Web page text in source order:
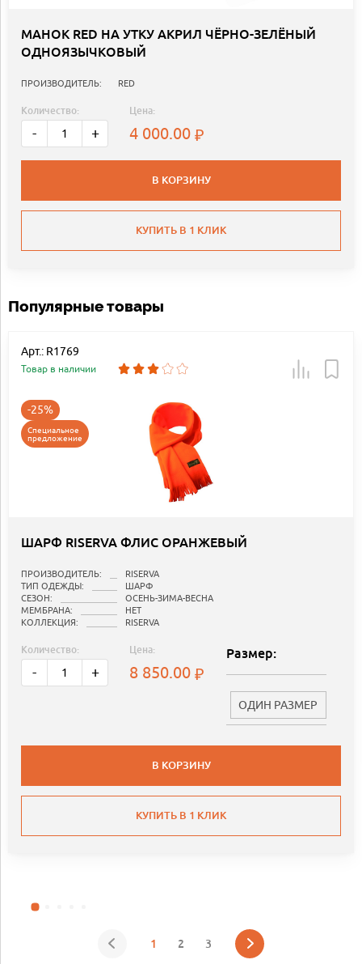
МАНОК RED НА УТКУ АКРИЛ ЧЁРНО-ЗЕЛЁНЫЙ
ОДНОЯЗЫЧКОВЫЙ
ПРОИЗВОДИТЕЛЬ: RED
Количество:
- +
Цена:
4 000.00
В КОРЗИНУ
КУПИТЬ В 1 КЛИК
Популярные товары
Арт.: R1769
Товар в наличии
-25%
Специальное
предложение
ШАРФ RISERVA ФЛИС ОРАНЖЕВЫЙ
ПРОИЗВОДИТЕЛЬ:
RISERVA
ТИП ОДЕЖДЫ:
ШАРФ
СЕЗОН:
ОСЕНЬ-ЗИМА-ВЕСНА
МЕМБРАНА:
НЕТ
КОЛЛЕКЦИЯ:
RISERVA
Количество:
- +
Цена:
8 850.00
Размер:
ОДИН РАЗМЕР
В КОРЗИНУ
КУПИТЬ В 1 КЛИК
1 2 3